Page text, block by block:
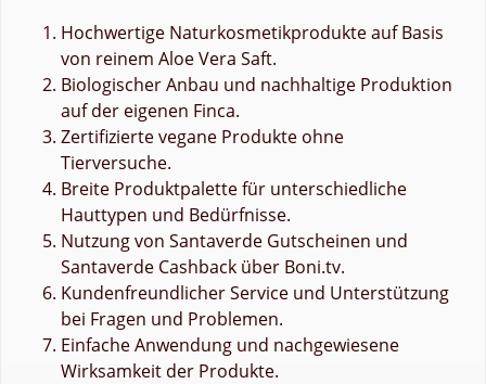
Hochwertige Naturkosmetikprodukte auf Basis
von reinem Aloe Vera Saft.
Biologischer Anbau und nachhaltige Produktion
auf der eigenen Finca.
Zertifizierte vegane Produkte ohne
Tierversuche.
Breite Produktpalette für unterschiedliche
Hauttypen und Bedürfnisse.
Nutzung von Santaverde Gutscheinen und
Santaverde Cashback über Boni.tv.
Kundenfreundlicher Service und Unterstützung
bei Fragen und Problemen.
Einfache Anwendung und nachgewiesene
Wirksamkeit der Produkte.